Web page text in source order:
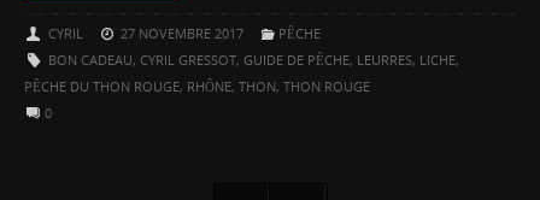
CYRIL 27 NOVEMBRE 2017
PÊCHE
BON CADEAU, CYRIL GRESSOT, GUIDE DE PÊCHE, LEURRES, LICHE,
PÊCHE DU THON ROUGE, RHÔNE, THON, THON ROUGE
0